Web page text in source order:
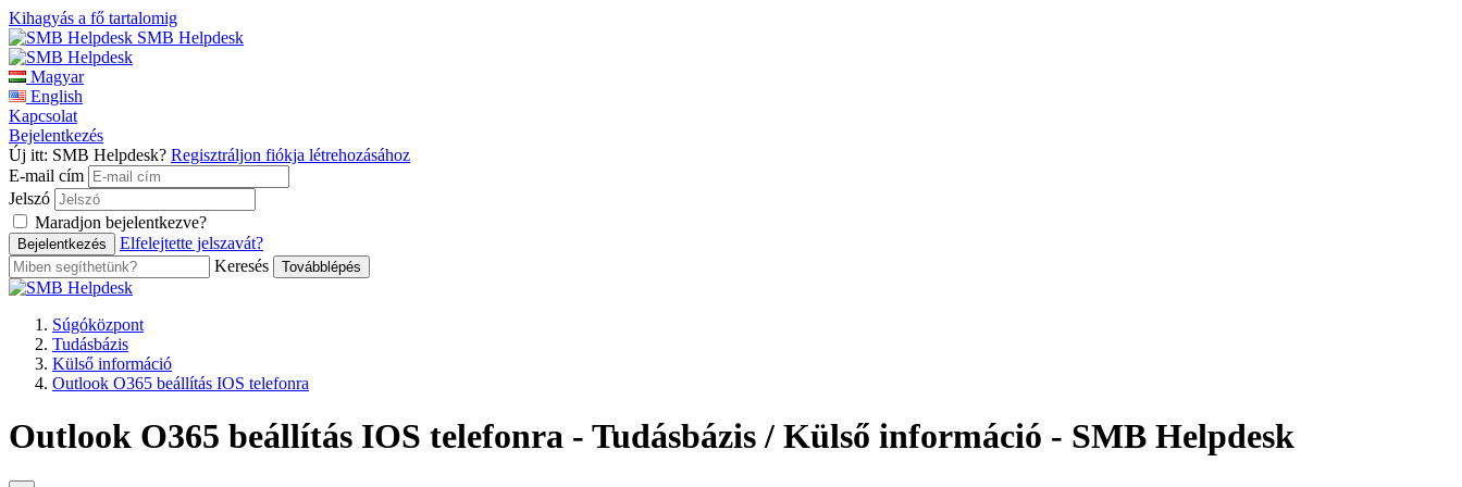
Kihagyás a fő tartalomig
SMB Helpdesk
Magyar
English
Kapcsolat
Bejelentkezés
Új itt: SMB Helpdesk? Regisztráljon fiókja létrehozásához
E-mail cím
Jelszó
Maradjon bejelentkezve?
Elfelejtette jelszavát?
Keresés
Súgóközpont
Tudásbázis
Külső információ
Outlook O365 beállítás IOS telefonra
Outlook O365 beállítás IOS telefonra - Tudásbázis / Külső információ - SMB Helpdesk